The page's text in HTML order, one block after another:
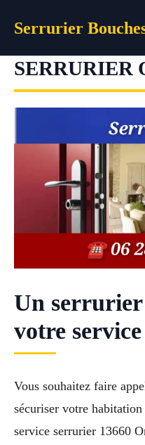
Serrurier
SERRURIER
Un
votre
Vous souhaitez faire
sécuriser votre
service serrurier 13660